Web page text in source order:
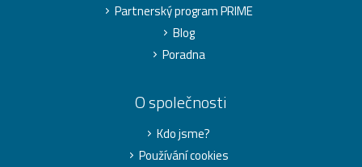
Partnerský program PRIME
Blog
Poradna
O společnosti
Kdo jsme?
Používání cookies